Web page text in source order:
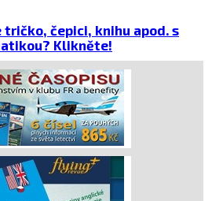
tričko, čepici, knihu apod. s
Klikněte!